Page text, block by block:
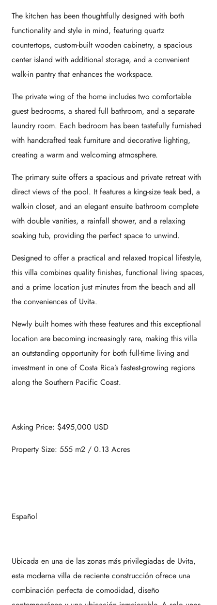
The kitchen has been thoughtfully designed with both
functionality and style in mind, featuring quartz
countertops, custom-built wooden cabinetry, a spacious
center island with additional storage, and a convenient
walk-in pantry that enhances the workspace.
The private wing of the home includes two comfortable
guest bedrooms, a shared full bathroom, and a separate
laundry room. Each bedroom has been tastefully furnished
with handcrafted teak furniture and decorative lighting,
creating a warm and welcoming atmosphere.
The primary suite offers a spacious and private retreat with
direct views of the pool. It features a king-size teak bed, a
walk-in closet, and an elegant ensuite bathroom complete
with double vanities, a rainfall shower, and a relaxing
soaking tub, providing the perfect space to unwind.
Designed to offer a practical and relaxed tropical lifestyle,
this villa combines quality finishes, functional living spaces,
and a prime location just minutes from the beach and all
the conveniences of Uvita.
Newly built homes with these features and this exceptional
location are becoming increasingly rare, making this villa
an outstanding opportunity for both full-time living and
investment in one of Costa Rica’s fastest-growing regions
along the Southern Pacific Coast.
Asking Price: $495,000 USD
Property Size: 555 m2 / 0.13 Acres
Español
Ubicada en una de las zonas más privilegiadas de Uvita,
esta moderna villa de reciente construcción ofrece una
combinación perfecta de comodidad, diseño